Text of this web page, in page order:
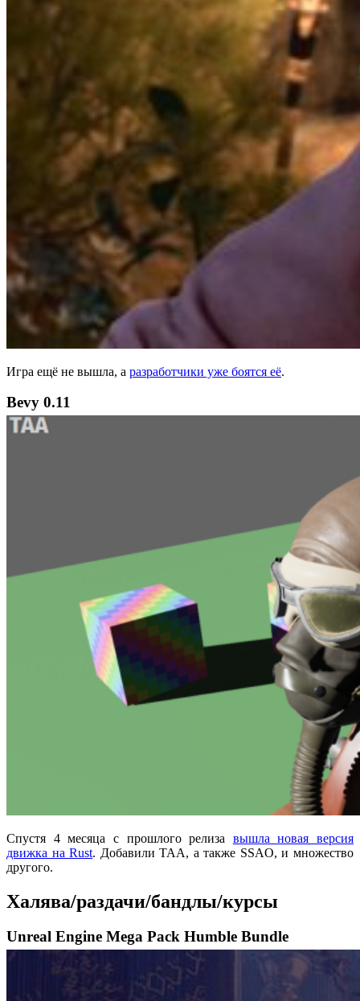
Игра ещё не вышла, а разработчики уже боятся её.
Bevy 0.11
Спустя 4 месяца с прошлого релиза вышла новая версия
движка на Rust. Добавили TAA, а также SSAO, и множество
другого.
Халява/раздачи/бандлы/курсы
Unreal Engine Mega Pack Humble Bundle